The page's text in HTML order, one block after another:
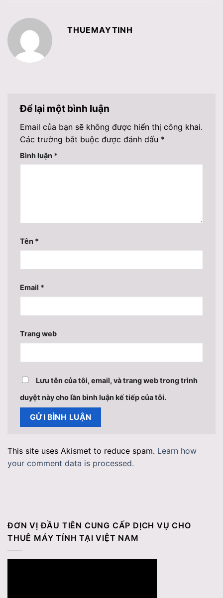
ĐƠN VỊ ĐẦU TIÊN CUNG CẤP DỊCH VỤ CHO
THUÊ MÁY TÍNH TẠI VIỆT NAM
THUEMAYTINH
Để lại một bình luận
Email của bạn sẽ không được hiển thị công khai.
Các trường bắt buộc được đánh dấu *
Bình luận *
Tên *
Email *
Trang web
Lưu tên của tôi, email, và trang web trong trình
duyệt này cho lần bình luận kế tiếp của tôi.
This site uses Akismet to reduce spam. Learn how
your comment data is processed.